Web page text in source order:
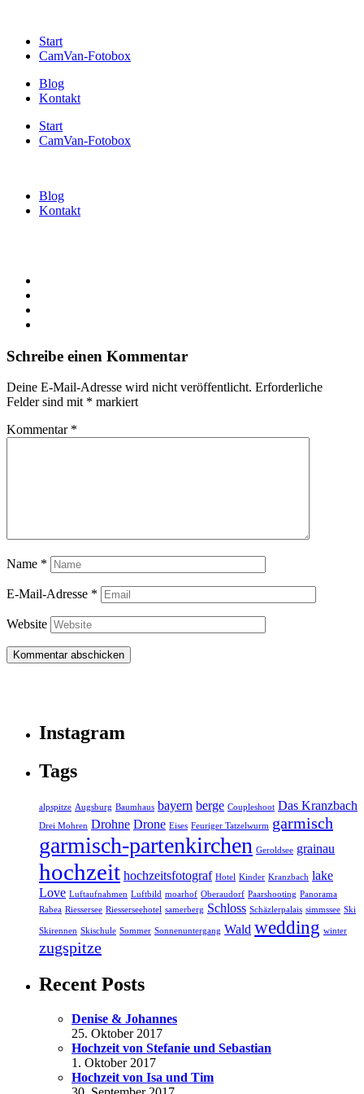
Start
CamVan-Fotobox
Blog
Kontakt
Start
CamVan-Fotobox
Blog
Kontakt
Schreibe einen Kommentar
Deine E-Mail-Adresse wird nicht veröffentlicht. Erforderliche
Felder sind mit * markiert
Kommentar *
Name *
E-Mail-Adresse *
Website
Instagram
Tags
alpspitze Augsburg Baumhaus bayern berge Coupleshoot Das Kranzbach
Drei Mohren Drohne Drone Eises Feuriger Tatzelwurm garmisch
garmisch-partenkirchen Geroldsee grainau
hochzeit hochzeitsfotograf Hotel Kinder Kranzbach lake
Love Luftaufnahmen Luftbild moarhof Oberaudorf Paarshooting Panorama
Rabea Riessersee Riesserseehotel samerberg Schloss Schäzlerpalais simmssee Ski
Skirennen Skischule Sommer Sonnenuntergang Wald wedding winter
zugspitze
Recent Posts
Denise & Johannes
25. Oktober 2017
Hochzeit von Stefanie und Sebastian
1. Oktober 2017
Hochzeit von Isa und Tim